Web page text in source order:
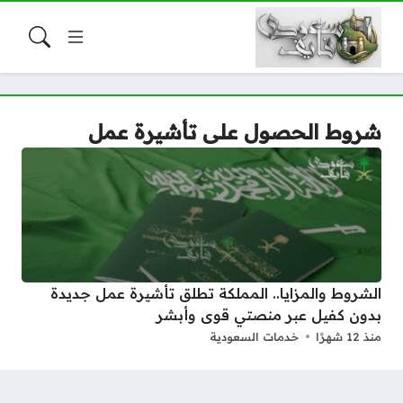
شروط الحصول على تأشيرة عمل
الشروط والمزايا.. المملكة تطلق تأشيرة عمل جديدة
بدون كفيل عبر منصتي قوى وأبشر
منذ 12 شهرًا خدمات السعودية